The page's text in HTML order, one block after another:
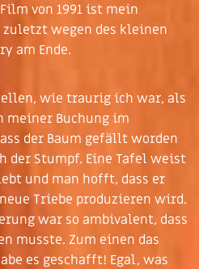
von 1991 ist mein
wegen des kleinen
am Ende.
wie traurig ich war, als
meiner Buchung im
der Baum gefällt worden
der Stumpf. Eine Tafel weist
und man hofft, dass er
Triebe produzieren wird.
war so ambivalent, dass
musste. Zum einen das
es geschafft! Egal, was